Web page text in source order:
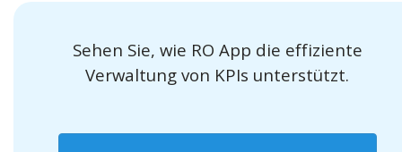
Sehen Sie, wie RO App die effiziente
Verwaltung von KPIs unterstützt.